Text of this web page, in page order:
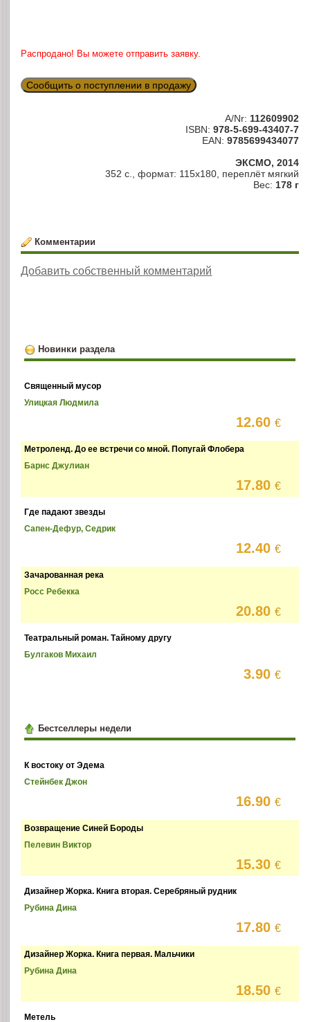
Распродано! Вы можете отправить заявку.
Сообщить о поступлении в продажу
A/Nr: 112609902
ISBN: 978-5-699-43407-7
EAN: 9785699434077
ЭКСМО, 2014
352 с., формат: 115х180, переплёт мягкий
Вес: 178 г
Комментарии
Добавить собственный комментарий
Новинки раздела
Священный мусор
Улицкая Людмила
12.60€
Метроленд. До ее встречи со мной. Попугай Флобера
Барнс Джулиан
17.80€
Где падают звезды
Сапен-Дефур, Седрик
12.40€
Зачарованная река
Росс Ребекка
20.80€
Театральный роман. Тайному другу
Булгаков Михаил
3.90€
Бестселлеры недели
К востоку от Эдема
Стейнбек Джон
16.90€
Возвращение Синей Бороды
Пелевин Виктор
15.30€
Дизайнер Жорка. Книга вторая. Серебряный рудник
Рубина Дина
17.80€
Дизайнер Жорка. Книга первая. Мальчики
Рубина Дина
18.50€
Метель